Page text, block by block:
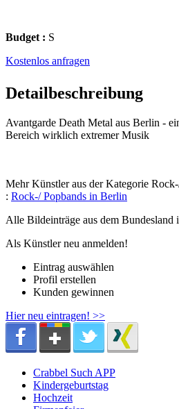
Budget : S
Kostenlos anfragen
Detailbeschreibung
Avantgarde Death Metal aus Berlin -
Bereich wirklich extremer Musik
Mehr Künstler aus der Kategorie
: Rock-/ Popbands in Berlin
Alle Bildeinträge aus dem Bundesland
Als Künstler neu anmelden!
Eintrag auswählen
Profil erstellen
Kunden gewinnen
Hier neu eintragen! >>
Crabbel Such APP
Kindergeburtstag
Hochzeit